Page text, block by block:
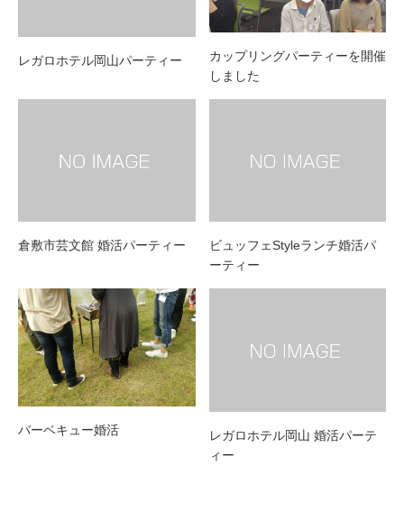
レガロホテル岡山パーティー
カップリングパーティーを開催
しました
倉敷市芸文館 婚活パーティー
ビュッフェStyleランチ婚活パ
ーティー
バーベキュー婚活
レガロホテル岡山 婚活パーテ
ィー